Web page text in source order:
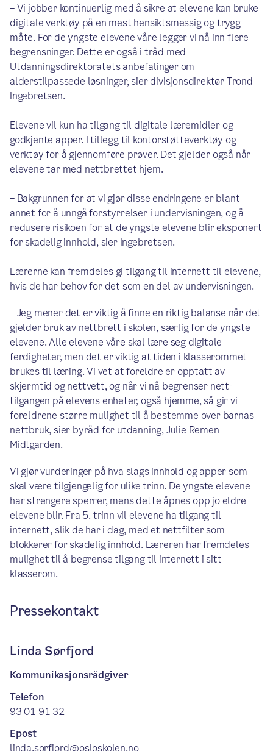
– Vi jobber kontinuerlig med å sikre at elevene kan bruke
digitale verktøy på en mest hensiktsmessig og trygg
måte. For de yngste elevene våre legger vi nå inn flere
begrensninger. Dette er også i tråd med
Utdanningsdirektoratets anbefalinger om
alderstilpassede løsninger, sier divisjonsdirektør Trond
Ingebretsen.
Elevene vil kun ha tilgang til digitale læremidler og
godkjente apper. I tillegg til kontorstøtteverktøy og
verktøy for å gjennomføre prøver. Det gjelder også når
elevene tar med nettbrettet hjem.
– Bakgrunnen for at vi gjør disse endringene er blant
annet for å unngå forstyrrelser i undervisningen, og å
redusere risikoen for at de yngste elevene blir eksponert
for skadelig innhold, sier Ingebretsen.
Lærerne kan fremdeles gi tilgang til internett til elevene,
hvis de har behov for det som en del av undervisningen.
– Jeg mener det er viktig å finne en riktig balanse når det
gjelder bruk av nettbrett i skolen, særlig for de yngste
elevene. Alle elevene våre skal lære seg digitale
ferdigheter, men det er viktig at tiden i klasserommet
brukes til læring. Vi vet at foreldre er opptatt av
skjermtid og nettvett, og når vi nå begrenser nett-
tilgangen på elevens enheter, også hjemme, så gir vi
foreldrene større mulighet til å bestemme over barnas
nettbruk, sier byråd for utdanning, Julie Remen
Midtgarden.
Vi gjør vurderinger på hva slags innhold og apper som
skal være tilgjengelig for ulike trinn. De yngste elevene
har strengere sperrer, mens dette åpnes opp jo eldre
elevene blir. Fra 5. trinn vil elevene ha tilgang til
internett, slik de har i dag, med et nettfilter som
blokkerer for skadelig innhold. Læreren har fremdeles
mulighet til å begrense tilgang til internett i sitt
klasserom.
Pressekontakt
Linda Sørfjord
Kommunikasjonsrådgiver
Telefon
93 01 91 32
Epost
linda.sorfjord@osloskolen.no